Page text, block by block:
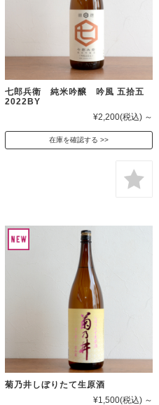
七郎兵衛 純米吟醸 吟風 五拾五
2022BY
¥2,200(税込) ～
在庫を確認する
菊乃井しぼりたて生原酒
¥1,500(税込) ～